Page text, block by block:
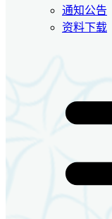
通知公告
资料下载